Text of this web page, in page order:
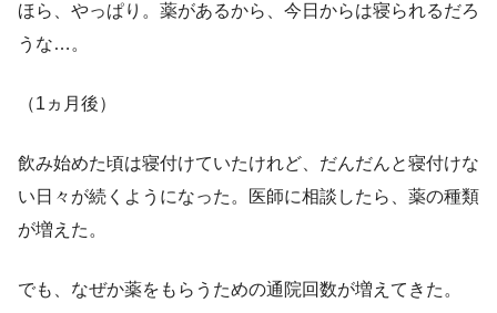
ほら、やっぱり。薬があるから、今日からは寝られるだろ
うな…。
（1ヵ月後）
飲み始めた頃は寝付けていたけれど、だんだんと寝付けな
い日々が続くようになった。医師に相談したら、薬の種類
が増えた。
でも、なぜか薬をもらうための通院回数が増えてきた。